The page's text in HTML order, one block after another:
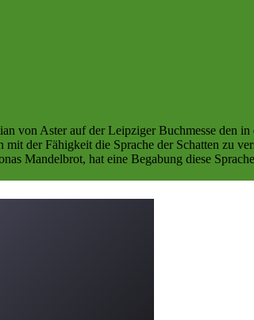
Aster auf der Leipziger Buchmesse den in
der Fähigkeit die Sprache der Schatten zu
Mandelbrot, hat eine Begabung diese